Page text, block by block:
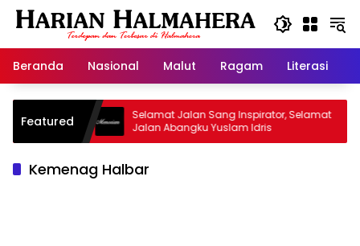
Langsung
Beranda
Nasional Malut Ragam Literasi
Featured
Selamat Jalan Sang Inspirator, Selamat
Jalan Abangku Yuslam Idris
Kemenag Halbar